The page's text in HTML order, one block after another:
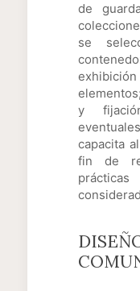
de
se
y
capacita
fin de